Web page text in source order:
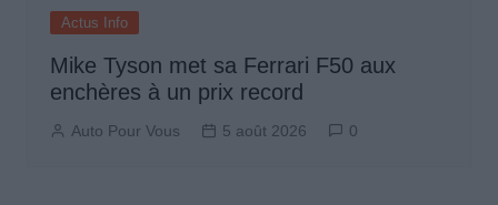
Actus Info
Mike Tyson met sa Ferrari F50 aux
enchères à un prix record
Auto Pour Vous 5 août 2026 0